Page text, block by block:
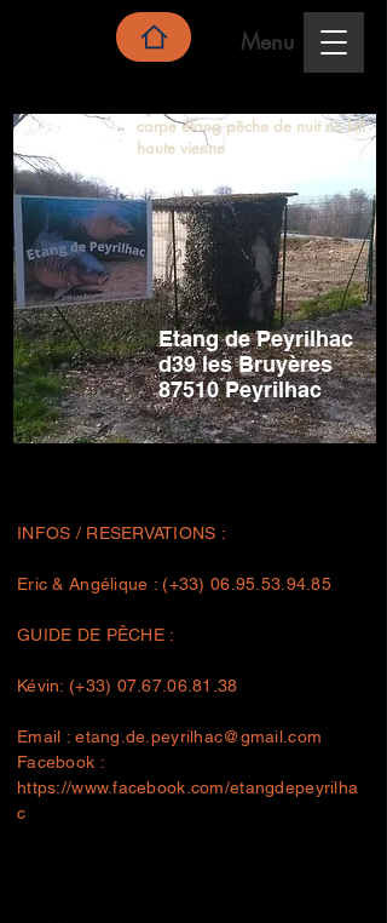
Menu
Etang de Peyrilhac
d39 les Bruyères
87510 Peyrilhac
carpe étang pêche de nuit no kill
haute vienne
INFOS / RESERVATIONS :
Eric & Angélique : (+33) 06.95.53.94.85
GUIDE DE PÊCHE :
Kévin: (+33) 07.67.06.81.38
Email :etang.de.peyrilhac@gmail.com
Facebook :
https://www.facebook.com/etangdepeyrilha
c